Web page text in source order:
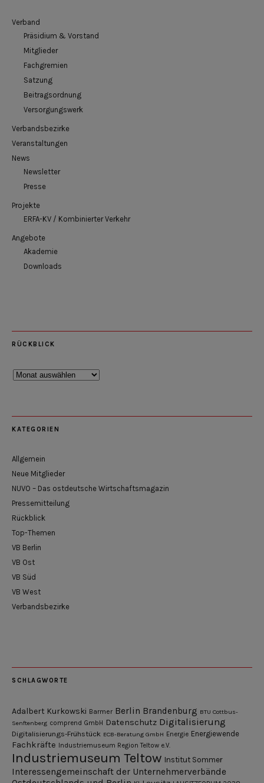
Verband
Präsidium & Vorstand
Mitglieder
Fachgremien
Satzung
Beitragsordnung
Versorgungswerk
Verbandsbezirke
Veranstaltungen
News
Newsletter
Presse
Projekte
ERFA-KV / Kombinierter Verkehr
Angebote
Akademie
Downloads
RÜCKBLICK
Rückblick
KATEGORIEN
Allgemein
Neue Mitglieder
NUVO – Das ostdeutsche Wirtschaftsmagazin
Pressemitteilung
Rückblick
Top-Themen
VB Berlin
VB Ost
VB Süd
VB West
Verbandsbezirke
SCHLAGWORTE
Adalbert Kurkowski Barmer Berlin Brandenburg BTU Cottbus-
Senftenberg comprend GmbH Datenschutz Digitalisierung
Digitalisierungs-Frühstück ECB-Beratung GmbH Energie Energiewende
Fachkräfte Industriemuseum Region Teltow e.V.
Industriemuseum Teltow Institut Sommer
Interessengemeinschaft der Unternehmerverbände